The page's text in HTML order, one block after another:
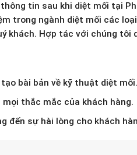
tin sau khi diệt mối tại
trong ngành diệt mối các
khách. Hợp tác với chúng tôi
bài bản về kỹ thuật diệt mối.
thắc mắc của khách hàng.
đến sự hài lòng cho khách